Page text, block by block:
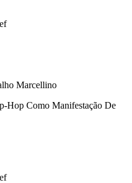
Marcellino
Hop Como Manifestação De